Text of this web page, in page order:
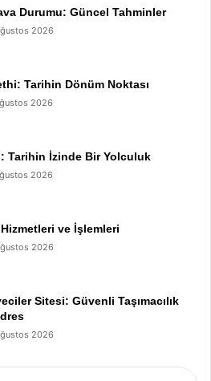
Durumu: Güncel Tahminler
2026
Tarihin Dönüm Noktası
2026
Tarihin İzinde Bir Yolculuk
2026
ve İşlemleri
2026
Sitesi: Güvenli Taşımacılık
2026